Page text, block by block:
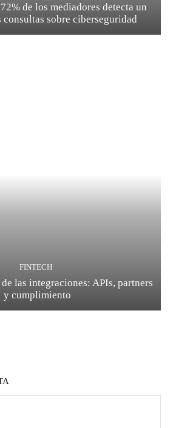
de los mediadores detecta un
consultas sobre ciberseguridad
FINTECH
las integraciones: APIs, partners
y cumplimiento